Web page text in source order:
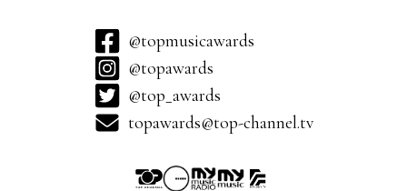
@topmusicawards
@topawards
@top_awards
topawards@top-channel.tv